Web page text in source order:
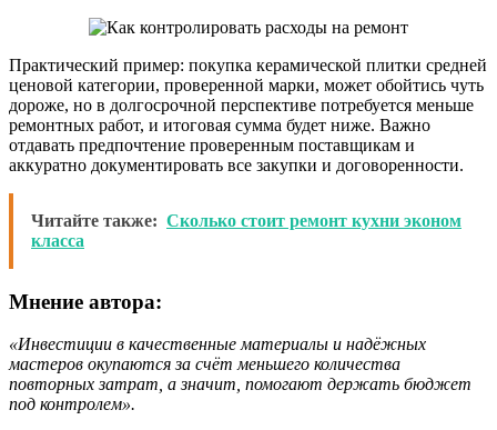
Практический пример: покупка керамической плитки средней
ценовой категории, проверенной марки, может обойтись чуть
дороже, но в долгосрочной перспективе потребуется меньше
ремонтных работ, и итоговая сумма будет ниже. Важно
отдавать предпочтение проверенным поставщикам и
аккуратно документировать все закупки и договоренности.
Читайте также: Сколько стоит ремонт кухни эконом
класса
Мнение автора:
«Инвестиции в качественные материалы и надёжных
мастеров окупаются за счёт меньшего количества
повторных затрат, а значит, помогают держать бюджет
под контролем».